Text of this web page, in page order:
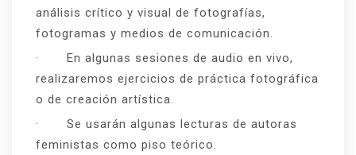
análisis crítico y visual de fotografías,
fotogramas y medios de comunicación.
· En algunas sesiones de audio en vivo,
realizaremos ejercicios de práctica fotográfica
o de creación artística.
· Se usarán algunas lecturas de autoras
feministas como piso teórico.